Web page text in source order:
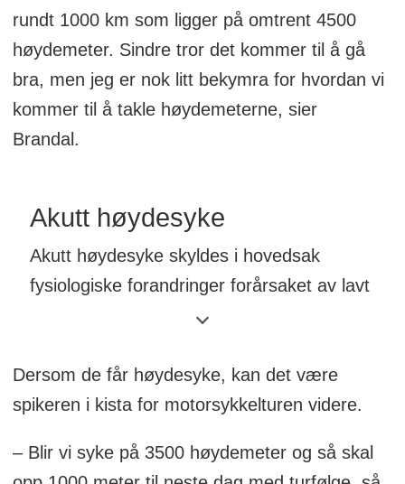
rundt 1000 km som ligger på omtrent 4500
høydemeter. Sindre tror det kommer til å gå
bra, men jeg er nok litt bekymra for hvordan vi
kommer til å takle høydemeterne, sier
Brandal.
Akutt høydesyke
Akutt høydesyke skyldes i hovedsak
fysiologiske forandringer forårsaket av lavt
oksygentrykk i store høyder.
nye omgivelser, og det er særlig hurtige
oppstigninger til høyder over 2500
Dersom de får høydesyke, kan det være
spikeren i kista for motorsykkelturen videre.
– Blir vi syke på 3500 høydemeter og så skal